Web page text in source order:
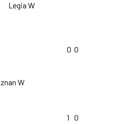
Legia W
W
0 0
1 0